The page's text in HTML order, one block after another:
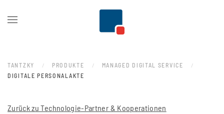
TANTZKY PRODUKTE
MANAGED DIGITAL SERVICE
DIGITALE PERSONALAKTE
Zurück zu Technologie-Partner & Kooperationen